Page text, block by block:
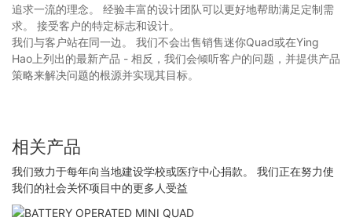
追求一流的理念。 经验丰富的设计团队可以更好地帮助满足定制需
求。 接受客户的特定标志和设计。
我们与客户站在同一边。 我们不会出售销售迷你Quad或在Ying
Hao上列出的最新产品 - 相反，我们会倾听客户的问题，并提供产品
策略来解决问题的根源并实现其目标。
相关产品
我们致力于每年向当地建设学校或医疗中心捐款。 我们正在努力使
我们的社会关怀项目中的更多人受益